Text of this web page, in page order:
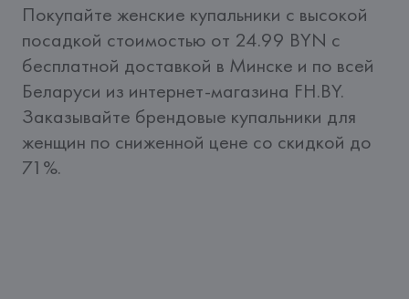
Покупайте женские купальники с высокой
посадкой стоимостью от 24.99 BYN c
бесплатной доставкой в Минске и по всей
Беларуси из интернет-магазина FH.BY.
Заказывайте брендовые купальники для
женщин по сниженной цене со скидкой до
71%.